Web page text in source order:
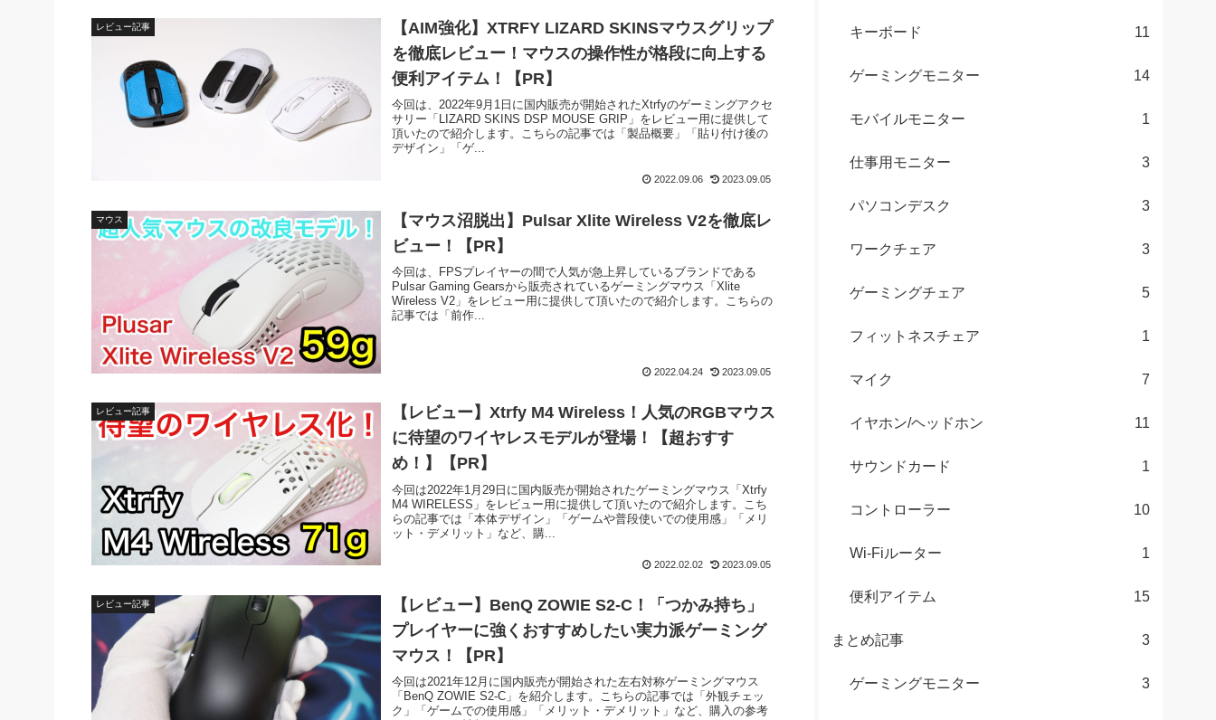
レビュー記事
【AIM強化】XTRFY LIZARD SKINSマウスグリップ
を徹底レビュー！マウスの操作性が格段に向上する
便利アイテム！【PR】
今回は、2022年9月1日に国内販売が開始されたXtrfyのゲーミングアクセ
サリー「LIZARD SKINS DSP MOUSE GRIP」をレビュー用に提供して
頂いたので紹介します。こちらの記事では「製品概要」「貼り付け後の
デザイン」「ゲ...
2022.09.06 2023.09.05
マウス
【マウス沼脱出】Pulsar Xlite Wireless V2を徹底レ
ビュー！【PR】
今回は、FPSプレイヤーの間で人気が急上昇しているブランドである
Pulsar Gaming Gearsから販売されているゲーミングマウス「Xlite
Wireless V2」をレビュー用に提供して頂いたので紹介します。こちらの
記事では「前作...
2022.04.24 2023.09.05
レビュー記事
【レビュー】Xtrfy M4 Wireless！人気のRGBマウス
に待望のワイヤレスモデルが登場！【超おすす
め！】【PR】
今回は2022年1月29日に国内販売が開始されたゲーミングマウス「Xtrfy
M4 WIRELESS」をレビュー用に提供して頂いたので紹介します。こち
らの記事では「本体デザイン」「ゲームや普段使いでの使用感」「メリ
ット・デメリット」など、購...
2022.02.02 2023.09.05
レビュー記事
【レビュー】BenQ ZOWIE S2-C！「つかみ持ち」
プレイヤーに強くおすすめしたい実力派ゲーミング
マウス！【PR】
今回は2021年12月に国内販売が開始された左右対称ゲーミングマウス
「BenQ ZOWIE S2-C」を紹介します。こちらの記事では「外観チェッ
ク」「ゲームでの使用感」「メリット・デメリット」など、購入の参考
キーボード 11
ゲーミングモニター 14
モバイルモニター 1
仕事用モニター 3
パソコンデスク 3
ワークチェア 3
ゲーミングチェア 5
フィットネスチェア 1
マイク 7
イヤホン/ヘッドホン 11
サウンドカード 1
コントローラー 10
Wi-Fiルーター 1
便利アイテム 15
まとめ記事 3
ゲーミングモニター 3